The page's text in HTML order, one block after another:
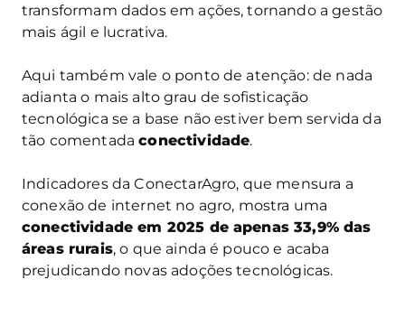
transformam dados em ações, tornando a gestão
mais ágil e lucrativa.
Aqui também vale o ponto de atenção: de nada
adianta o mais alto grau de sofisticação
tecnológica se a base não estiver bem servida da
tão comentadaconectividade.
Indicadores da ConectarAgro, que mensura a
conexão de internet no agro, mostra uma
conectividade em 2025 de apenas 33,9% das
áreas rurais, o que ainda é pouco e acaba
prejudicando novas adoções tecnológicas.